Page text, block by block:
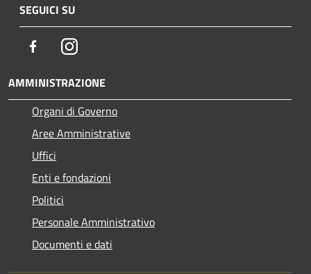
SEGUICI SU
FacebookInstagram
AMMINISTRAZIONE
Organi di Governo
Aree Amministrative
Uffici
Enti e fondazioni
Politici
Personale Amministrativo
Documenti e dati